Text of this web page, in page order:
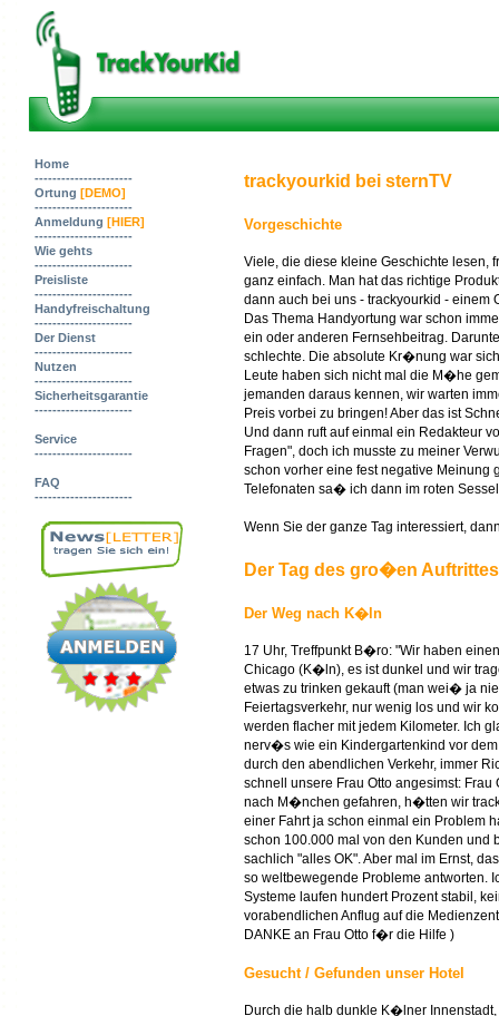
Home
----------------------
Ortung [DEMO]
----------------------
Anmeldung [HIER]
----------------------
Wie gehts
----------------------
Preisliste
----------------------
Handyfreischaltung
----------------------
Der Dienst
----------------------
Nutzen
----------------------
Sicherheitsgarantie
----------------------
Service
----------------------
FAQ
----------------------
trackyourkid bei sternTV
Vorgeschichte
Viele, die diese kleine Geschichte lesen,
ganz einfach. Man hat das richtige
dann auch bei uns - trackyourkid -
Das Thema Handyortung war schon
ein oder anderen Fernsehbeitrag.
schlechte. Die absolute Kr�nung war
Leute haben sich nicht mal die M�he
jemanden daraus kennen, wir warten
Preis vorbei zu bringen! Aber das ist
Und dann ruft auf einmal ein Redakteur
Fragen", doch ich musste zu meiner
schon vorher eine fest negative Meinung
Telefonaten sa� ich dann im roten
Wenn Sie der ganze Tag interessiert,
Der Tag des gro�en Auftrittes
Der Weg nach K�ln
17 Uhr, Treffpunkt B�ro: "Wir haben
Chicago (K�ln), es ist dunkel und wir
etwas zu trinken gekauft (man wei� ja
Feiertagsverkehr, nur wenig los und wir
werden flacher mit jedem Kilometer. Ich
nerv�s wie ein Kindergartenkind vor
durch den abendlichen Verkehr, immer
schnell unsere Frau Otto angesimst:
nach M�nchen gefahren, h�tten wir
einer Fahrt ja schon einmal ein Problem
schon 100.000 mal von den Kunden und
sachlich "alles OK". Aber mal im Ernst,
so weltbewegende Probleme antworten.
Systeme laufen hundert Prozent stabil,
vorabendlichen Anflug auf die
DANKE an Frau Otto f�r die Hilfe )
Gesucht / Gefunden unser Hotel
Durch die halb dunkle K�lner